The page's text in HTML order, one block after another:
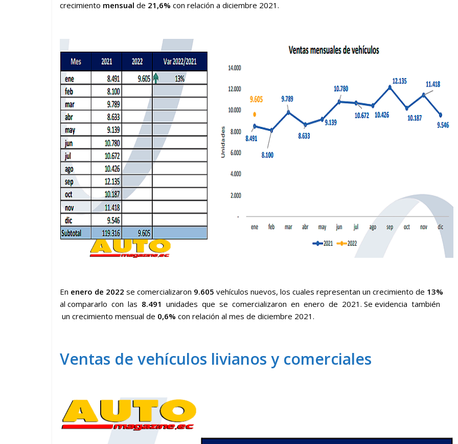
crecimiento mensual de 21,6% con relación a diciembre 2021.
En enero de 2022 se comercializaron 9.605 vehículos nuevos, los cuales representan un crecimiento de 13%
al compararlo con las 8.491 unidades que se comercializaron en enero de 2021. Se evidencia también
un crecimiento mensual de 0,6% con relación al mes de diciembre 2021.
Ventas de vehículos livianos y comerciales